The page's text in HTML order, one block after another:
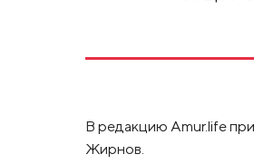
В редакцию Amur.life
Жирнов.